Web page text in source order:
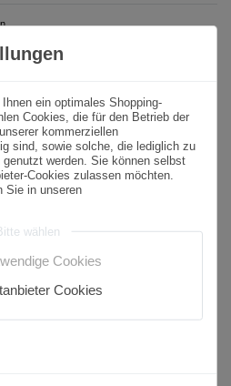
ein optimales Shopping-
Cookies, die für den Betrieb der
kommerziellen
sind, sowie solche, die lediglich zu
werden. Sie können selbst
Cookies zulassen möchten.
Sie in unseren
wählen
Cookies
Cookies